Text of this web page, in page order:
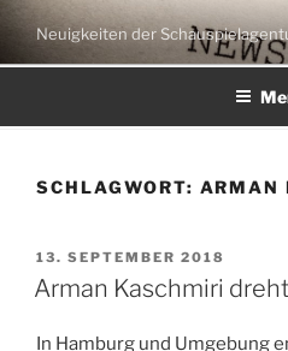
Zum
Inhalt
springen
Neuigkeiten der
SCHLAGWORT: ARMAN
VERÖFFENTLICHT
AM
13. SEPTEMBER 2018
Arman Kaschmiri
In Hamburg und Umgebung